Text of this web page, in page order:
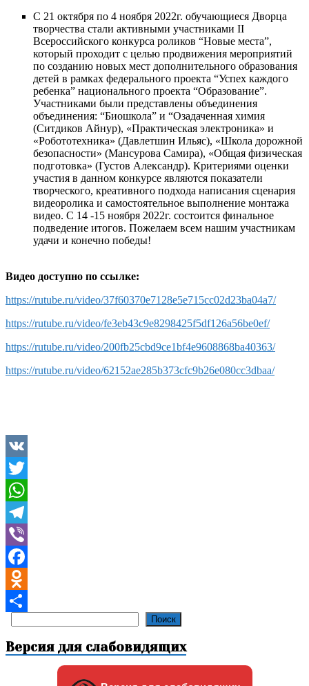
С 21 октября по 4 ноября 2022г. обучающиеся Дворца
творчества стали активными участниками II
Всероссийского конкурса роликов “Новые места”,
который проходит с целью продвижения мероприятий
по созданию новых мест дополнительного образования
детей в рамках федерального проекта “Успех каждого
ребенка” национального проекта “Образование”.
Участниками были представлены объединения
объединения: “Биошкола” и “Озадаченная химия
(Ситдиков Айнур), «Практическая электроника» и
«Робототехника» (Давлетшин Ильяс), «Школа дорожной
безопасности» (Мансурова Самира), «Общая физическая
подготовка» (Густов Александр). Критериями оценки
участия в данном конкурсе являются показатели
творческого, креативного подхода написания сценария
видеоролика и самостоятельное выполнение монтажа
видео. С 14 -15 ноября 2022г. состоится финальное
подведение итогов. Пожелаем всем нашим участникам
удачи и конечно победы!
Видео доступно по ссылке:
https://rutube.ru/video/37f60370e7128e5e715cc02d23ba04a7/
https://rutube.ru/video/fe3eb43c9e8298425f5df126a56be0ef/
https://rutube.ru/video/200fb25cbd9ce1bf4e9608868ba40363/
https://rutube.ru/video/62152ae285b373cfc9b26e080cc3dbaa/
VK
Twitter
WhatsApp
Telegram
Viber
Facebook
Odnoklassniki
Поиск
Версия для слабовидящих